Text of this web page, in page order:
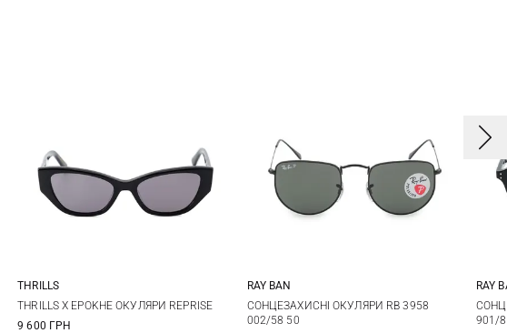
One size
THRILLS
THRILLS X EPOKHE ОКУЛЯРИ REPRISE
9 600 ГРН
One size
RAY BAN
СОНЦЕЗАХИСНІ ОКУЛЯРИ RB 3958
002/58 50
RAY
901/